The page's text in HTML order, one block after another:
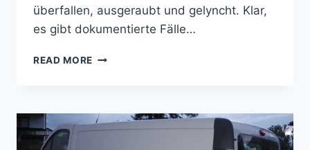
überfallen, ausgeraubt und gelyncht. Klar,
es gibt dokumentierte Fälle…
READ MORE GEFAHREN